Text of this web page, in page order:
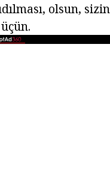
olsun,